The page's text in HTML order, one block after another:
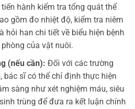
hành kiểm tra tổng quát thể
gồm đo nhiệt độ, kiểm tra niêm
hỏi han chi tiết về biểu hiện bệnh
của vật nuôi.
(nếu cần): Đối với các trường
bác sĩ có thể chỉ định thực hiện
sàng như xét nghiệm máu, siêu
trùng để đưa ra kết luận chính